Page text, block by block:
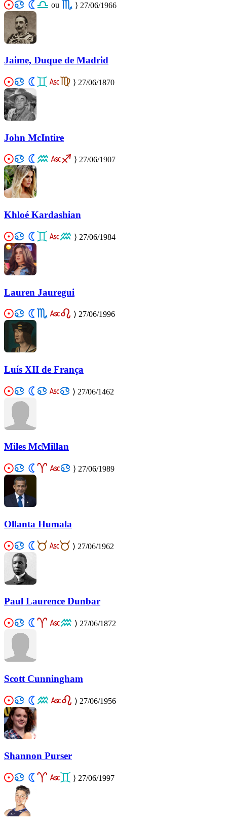
ou ⟩ 27/06/1966
Jaime, Duque de Madrid
⟩ 27/06/1870
John McIntire
⟩ 27/06/1907
Khloé Kardashian
⟩ 27/06/1984
Lauren Jauregui
⟩ 27/06/1996
Luís XII de França
⟩ 27/06/1462
Miles McMillan
⟩ 27/06/1989
Ollanta Humala
⟩ 27/06/1962
Paul Laurence Dunbar
⟩ 27/06/1872
Scott Cunningham
⟩ 27/06/1956
Shannon Purser
⟩ 27/06/1997